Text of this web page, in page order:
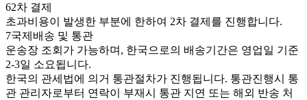
62차 결제
초과비용이 발생한 부분에 한하여 2차 결제를 진행합니다.
7국제배송 및 통관
운송장 조회가 가능하며, 한국으로의 배송기간은 영업일 기준
2-3일 소요됩니다.
한국의 관세법에 의거 통관절차가 진행됩니다. 통관진행시 통
관 관리자로부터 연락이 부재시 통관 지연 또는 해외 반송 처